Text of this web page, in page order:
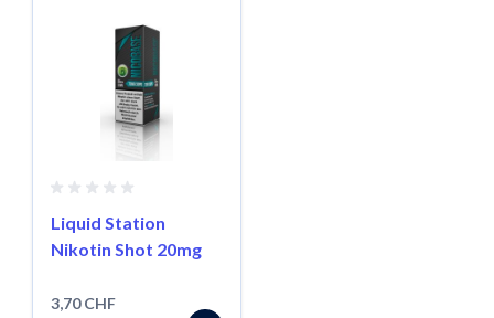
Liquid Station
Nikotin Shot 20mg
3,70 CHF